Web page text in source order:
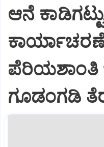
ಆನೆ
ಪೆರಿಯಶಾಂತಿ
ಗೂಡಂಗಡಿ